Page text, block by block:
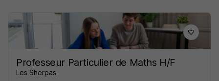
Professeur Particulier de Maths H/F
Les Sherpas